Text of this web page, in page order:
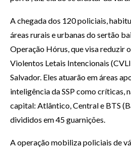
A chegada dos 120 policiais,
áreas rurais e urbanas do sertão
Operação Hórus, que visa reduzir
Violentos Letais Intencionais
Salvador. Eles atuarão em áreas
inteligência da SSP como críticas,
capital: Atlântico, Central e BTS
divididos em 45 guarnições.
A operação mobiliza policiais de